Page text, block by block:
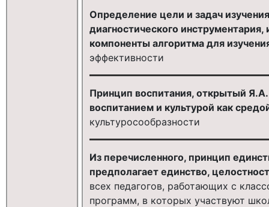
Определение цели и задач
диагностического
компоненты алгоритма для
эффективности
Принцип воспитания, открытый
воспитанием и культурой как
культуросообразности
Из перечисленного, принцип
предполагает единство,
всех педагогов, работающих с
программ, в которых участвуют